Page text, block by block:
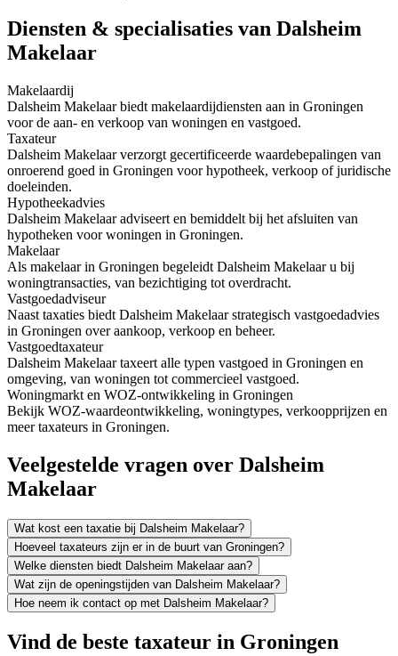
Diensten & specialisaties van Dalsheim
Makelaar
Makelaardij
Dalsheim Makelaar biedt makelaardijdiensten aan in Groningen
voor de aan- en verkoop van woningen en vastgoed.
Taxateur
Dalsheim Makelaar verzorgt gecertificeerde waardebepalingen van
onroerend goed in Groningen voor hypotheek, verkoop of juridische
doeleinden.
Hypotheekadvies
Dalsheim Makelaar adviseert en bemiddelt bij het afsluiten van
hypotheken voor woningen in Groningen.
Makelaar
Als makelaar in Groningen begeleidt Dalsheim Makelaar u bij
woningtransacties, van bezichtiging tot overdracht.
Vastgoedadviseur
Naast taxaties biedt Dalsheim Makelaar strategisch vastgoedadvies
in Groningen over aankoop, verkoop en beheer.
Vastgoedtaxateur
Dalsheim Makelaar taxeert alle typen vastgoed in Groningen en
omgeving, van woningen tot commercieel vastgoed.
Woningmarkt en WOZ-ontwikkeling in Groningen
Bekijk WOZ-waardeontwikkeling, woningtypes, verkoopprijzen en
meer taxateurs in Groningen.
Veelgestelde vragen over Dalsheim
Makelaar
Wat kost een taxatie bij Dalsheim Makelaar?
Hoeveel taxateurs zijn er in de buurt van Groningen?
Welke diensten biedt Dalsheim Makelaar aan?
Wat zijn de openingstijden van Dalsheim Makelaar?
Hoe neem ik contact op met Dalsheim Makelaar?
Vind de beste taxateur in Groningen